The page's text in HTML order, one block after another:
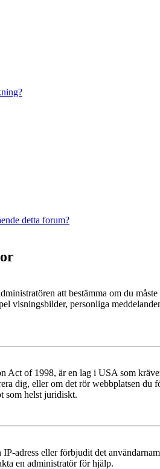
detta forum?
att bestämma om du
visningsbilder, personliga
Act of 1998, är en lag i USA som
dig, eller om det rör webbplatsen
som helst juridiskt.
adress eller förbjudit det
en administratör för hjälp.